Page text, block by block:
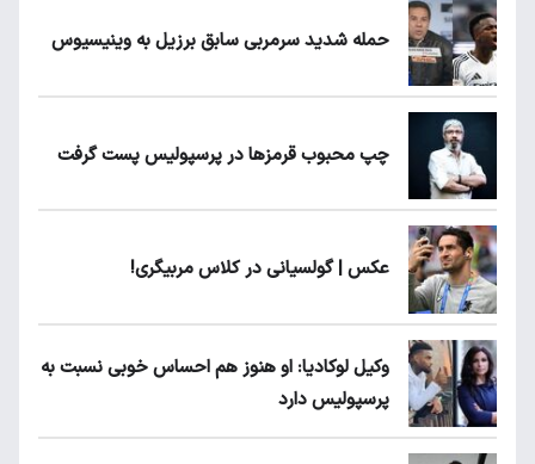
حمله شدید سرمربی سابق برزیل به وینیسیوس
چپ محبوب قرمزها در پرسپولیس پست گرفت
عکس | گولسیانی در کلاس مربیگری!
وکیل لوکادیا: او هنوز هم احساس خوبی نسبت به
پرسپولیس دارد